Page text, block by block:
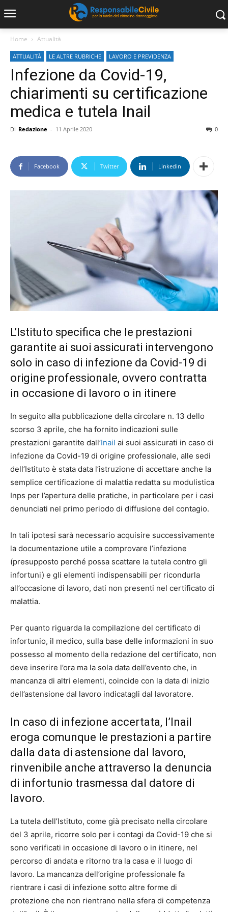
Home Attualità
ATTUALITÀ LE ALTRE RUBRICHE LAVORO E PREVIDENZA
Infezione da Covid-19,
chiarimenti su certificazione
medica e tutela Inail
Di Redazione - 11 Aprile 2020 0
Facebook Twitter Linkedin
L’Istituto specifica che le prestazioni
garantite ai suoi assicurati intervengono
solo in caso di infezione da Covid-19 di
origine professionale, ovvero contratta
in occasione di lavoro o in itinere
In seguito alla pubblicazione della circolare n. 13 dello
scorso 3 aprile, che ha fornito indicazioni sulle
prestazioni garantite dall’Inail ai suoi assicurati in caso di
infezione da Covid-19 di origine professionale, alle sedi
dell’Istituto è stata data l’istruzione di accettare anche la
semplice certificazione di malattia redatta su modulistica
Inps per l’apertura delle pratiche, in particolare per i casi
denunciati nel primo periodo di diffusione del contagio.
In tali ipotesi sarà necessario acquisire successivamente
la documentazione utile a comprovare l’infezione
(presupposto perché possa scattare la tutela contro gli
infortuni) e gli elementi indispensabili per ricondurla
all’occasione di lavoro, dati non presenti nel certificato di
malattia.
Per quanto riguarda la compilazione del certificato di
infortunio, il medico, sulla base delle informazioni in suo
possesso al momento della redazione del certificato, non
deve inserire l’ora ma la sola data dell’evento che, in
mancanza di altri elementi, coincide con la data di inizio
dell’astensione dal lavoro indicatagli dal lavoratore.
In caso di infezione accertata, l’Inail
eroga comunque le prestazioni a partire
dalla data di astensione dal lavoro,
rinvenibile anche attraverso la denuncia
di infortunio trasmessa dal datore di
lavoro.
La tutela dell’Istituto, come già precisato nella circolare
del 3 aprile, ricorre solo per i contagi da Covid-19 che si
sono verificati in occasione di lavoro o in itinere, nel
percorso di andata e ritorno tra la casa e il luogo di
lavoro. La mancanza dell’origine professionale fa
rientrare i casi di infezione sotto altre forme di
protezione che non rientrano nella sfera di competenza